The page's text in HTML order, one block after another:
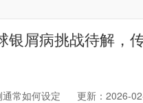
屑病挑战待解，
常如何设定 更新：2026-